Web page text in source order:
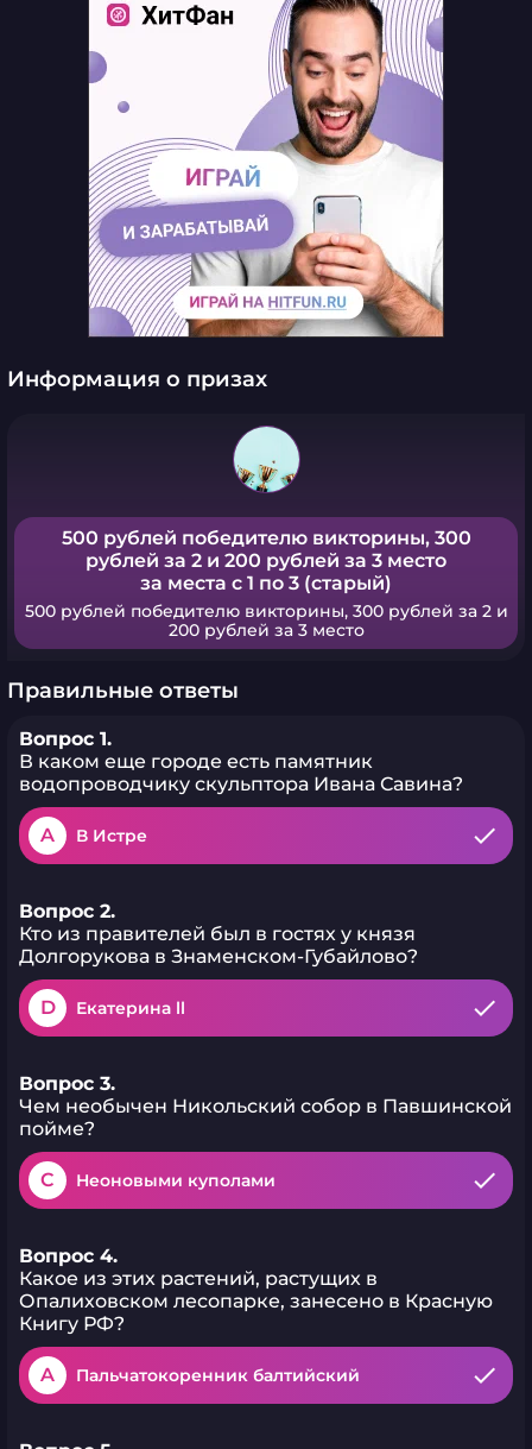
Информация о призах
500 рублей победителю викторины, 300
рублей за 2 и 200 рублей за 3 место
за места с 1 по 3 (старый)
500 рублей победителю викторины, 300 рублей за 2 и
200 рублей за 3 место
Правильные ответы
Вопрос 1.
В каком еще городе есть памятник
водопроводчику скульптора Ивана Савина?
A В Истре
Вопрос 2.
Кто из правителей был в гостях у князя
Долгорукова в Знаменском-Губайлово?
D Екатерина ll
Вопрос 3.
Чем необычен Никольский собор в Павшинской
пойме?
C Неоновыми куполами
Вопрос 4.
Какое из этих растений, растущих в
Опалиховском лесопарке, занесено в Красную
Книгу РФ?
A Пальчатокоренник балтийский